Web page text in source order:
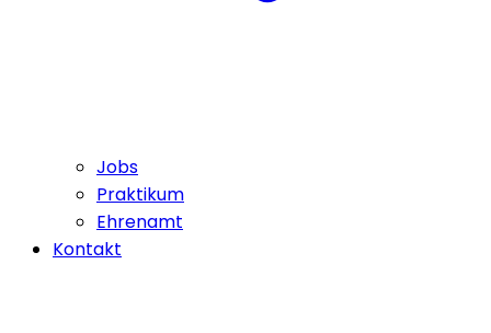
Jobs
Praktikum
Ehrenamt
Kontakt